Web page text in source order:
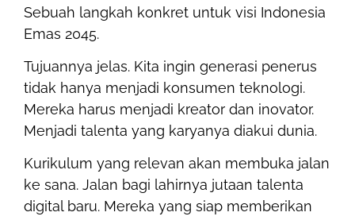
Sebuah langkah konkret untuk visi Indonesia
Emas 2045.
Tujuannya jelas. Kita ingin generasi penerus
tidak hanya menjadi konsumen teknologi.
Mereka harus menjadi kreator dan inovator.
Menjadi talenta yang karyanya diakui dunia.
Kurikulum yang relevan akan membuka jalan
ke sana. Jalan bagi lahirnya jutaan talenta
digital baru. Mereka yang siap memberikan